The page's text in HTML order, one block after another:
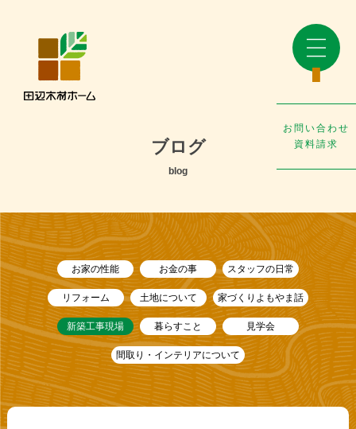
お問い合わせ
資料請求
ブログ
blog
お家の性能 お金の事 スタッフの日常
リフォーム 土地について 家づくりよもやま話
新築工事現場 暮らすこと 見学会
間取り・インテリアについて